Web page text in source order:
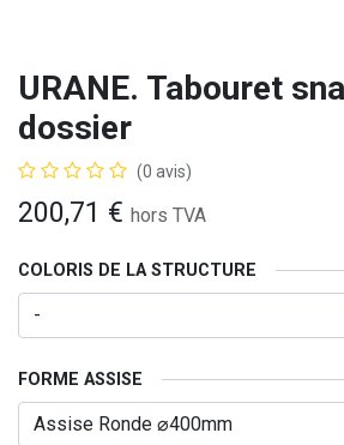
URANE. Tabouret
dossier
(0 avis)
200,71 € hors TVA
COLORIS DE LA STRUCTURE
FORME ASSISE